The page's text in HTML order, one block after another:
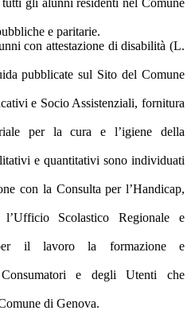
e paritarie.
con attestazione di disabilità (L.
pubblicate sul Sito del Comune
e Socio Assistenziali, fornitura
per la cura e l’igiene della
e quantitativi sono individuati
con la Consulta per l’Handicap,
Scolastico Regionale e
il lavoro la formazione e
e degli Utenti che
di Genova.